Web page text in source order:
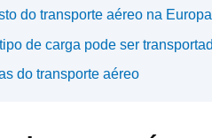
do transporte aéreo na Europa
de carga pode ser
do transporte aéreo